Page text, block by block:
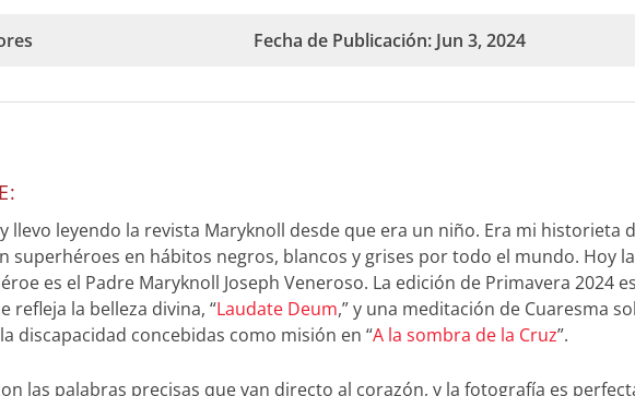
Fecha de Publicación: Jun 3, 2024
llevo leyendo la revista Maryknoll desde que era un niño. Era mi historieta
superhéroes en hábitos negros, blancos y grises por todo el mundo. Hoy la
es el Padre Maryknoll Joseph Veneroso. La edición de Primavera 2024
refleja la belleza divina, “Laudate Deum,” y una meditación de Cuaresma
discapacidad concebidas como misión en “A la sombra de la Cruz”.
las palabras precisas que van directo al corazón, y la fotografía es